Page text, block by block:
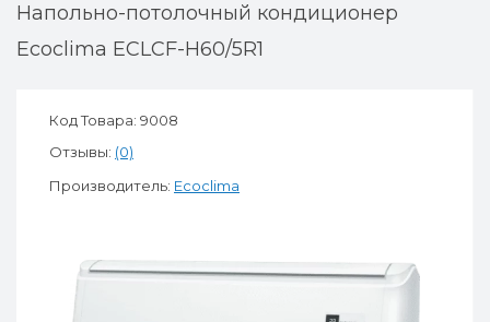
Напольно-потолочный кондиционер
Ecoclima ECLCF-H60/5R1
Код Товара: 9008
Отзывы: (0)
Производитель: Ecoclima